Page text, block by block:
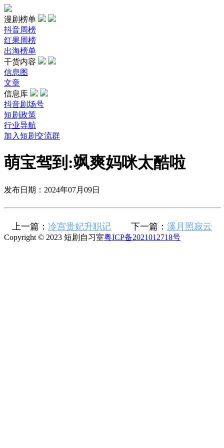
漫剧榜单
抖音周榜
红果周榜
出海榜单
干货内容
信息图
文章
信息库
抖音剧场号
短剧政策
行业导航
加入短剧交流群
萌宝驾到:飒爽妈咪太酷啦
发布日期：2024年07月09日
上一篇： 冷宫贵妃升职记 下一篇： 溪月照寂云
Copyright © 2023 短剧自习室粤ICP备2021012718号